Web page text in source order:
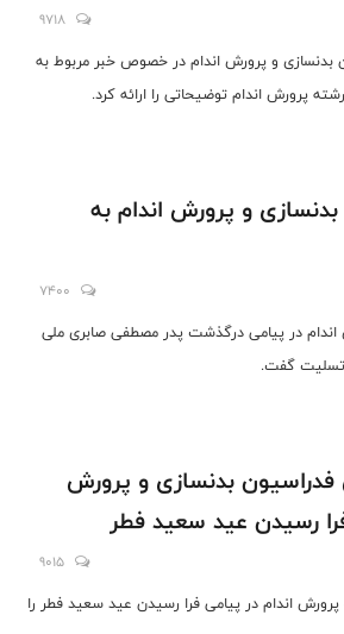
9718
بدنسازی و پرورش اندام در خصوص خبر مربوط به
پرورش اندام توضیحاتی را ارائه کرد.
و پرورش اندام به
7400
اندام در پیامی درگذشت پدر مصطفی صابری ملی
تسلیت گفت.
بدنسازی و پرورش
رسیدن عید سعید فطر
9015
اندام در پیامی فرا رسیدن عید سعید فطر را